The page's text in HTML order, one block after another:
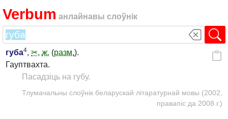
Verbum анлайнавы слоўнік
губа4, ✂, ж. (разм.).
Гауптвахта.
Пасадзіць на губу.
Тлумачальны слоўнік беларускай літаратурнай мовы (2002,
правапіс да 2008 г.)